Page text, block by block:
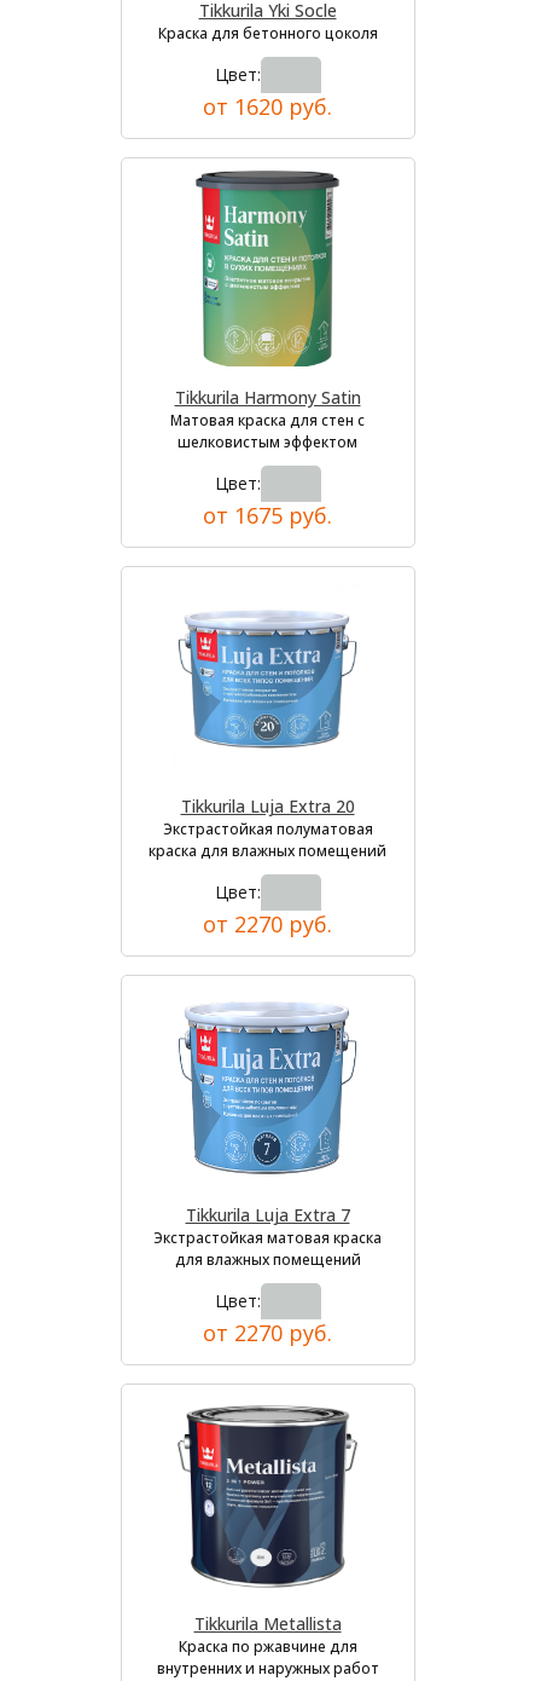
Tikkurila Yki Socle
Краска для бетонного цоколя
Цвет:
от 1620 руб.
Tikkurila Harmony Satin
Матовая краска для стен с
шелковистым эффектом
Цвет:
от 1675 руб.
Tikkurila Luja Extra 20
Экстрастойкая полуматовая
краска для влажных помещений
Цвет:
от 2270 руб.
Tikkurila Luja Extra 7
Экстрастойкая матовая краска
для влажных помещений
Цвет:
от 2270 руб.
Tikkurila Metallista
Краска по ржавчине для
внутренних и наружных работ